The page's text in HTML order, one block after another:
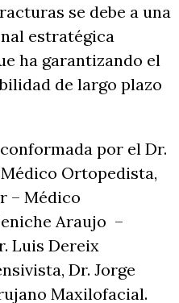
se debe a una
estratégica
ha garantizando el
de largo plazo
por el Dr.
Ortopedista,
– Médico
Araujo –
Luis Dereix
Dr. Jorge
Maxilofacial.